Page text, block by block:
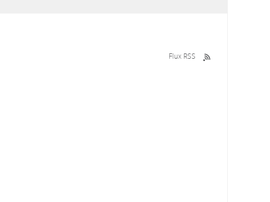
Flux RSS